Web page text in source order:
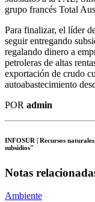
grupo francés Total
Para finalizar, el líder
seguir entregando
regalando dinero a
petroleras de altas
exportación de crudo
autoabastecimiento
POR admin
INFOSUR | Recursos
subsidios"
Notas
Ambiente